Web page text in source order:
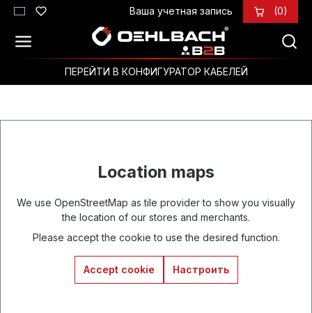
Перейти к основному содержанию
Ваша учетная запись (0)
ПЕРЕЙТИ В КОНФИГУРАТОР КАБЕЛЕЙ
Location maps
We use OpenStreetMap as tile provider to show you visually
the location of our stores and merchants.
Please accept the cookie to use the desired function.
Accept cookie Настроить